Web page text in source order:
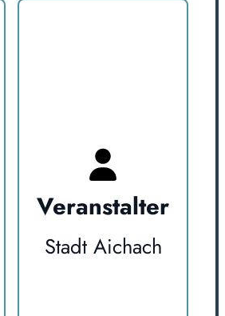
Veranstalter
Stadt Aichach